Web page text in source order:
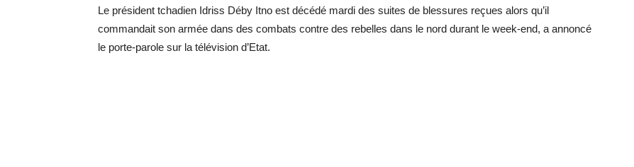
Le président tchadien Idriss Déby Itno est décédé mardi des suites de blessures reçues alors qu’il
commandait son armée dans des combats contre des rebelles dans le nord durant le week-end, a annoncé
le porte-parole sur la télévision d’Etat.